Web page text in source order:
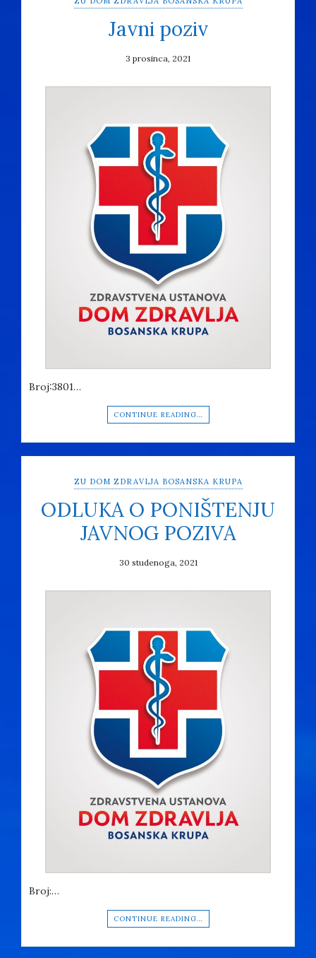
Javni poziv
3 prosinca, 2021
Broj:3801…
CONTINUE READING…
ZU DOM ZDRAVLJA BOSANSKA KRUPA
ODLUKA O PONIŠTENJU
JAVNOG POZIVA
30 studenoga, 2021
Broj:…
CONTINUE READING…